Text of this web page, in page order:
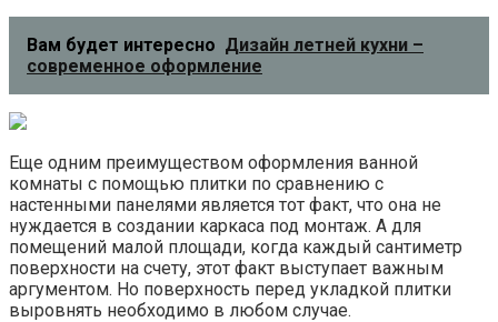
Вам будет интересно Дизайн летней кухни –
современное оформление
Еще одним преимуществом оформления ванной
комнаты с помощью плитки по сравнению с
настенными панелями является тот факт, что она не
нуждается в создании каркаса под монтаж. А для
помещений малой площади, когда каждый сантиметр
поверхности на счету, этот факт выступает важным
аргументом. Но поверхность перед укладкой плитки
выровнять необходимо в любом случае.